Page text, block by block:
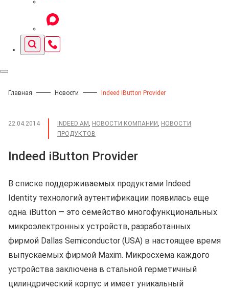
Главная Новости Indeed iButton Provider
22.04.2014 INDEED AM НОВОСТИ КОМПАНИИ НОВОСТИ
ПРОДУКТОВ
Indeed iButton Provider
В списке поддерживаемых продуктами Indeed
Identity технологий аутентификации появилась еще
одна. iButton — это семейство многофункциональных
микроэлектронных устройств, разработанных
фирмой Dallas Semiconductor (USA) в настоящее время
выпускаемых фирмой Maxim. Микросхема каждого
устройства заключена в стальной герметичный
цилиндрический корпус и имеет уникальный